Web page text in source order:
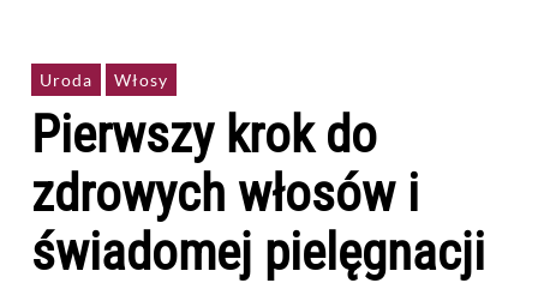
Uroda Włosy
Pierwszy krok do
zdrowych włosów i
świadomej pielęgnacji